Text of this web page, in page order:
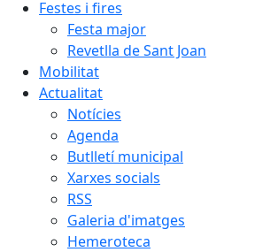
Festes i fires
Festa major
Revetlla de Sant Joan
Mobilitat
Actualitat
Notícies
Agenda
Butlletí municipal
Xarxes socials
RSS
Galeria d'imatges
Hemeroteca